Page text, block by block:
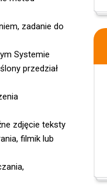
zadanie do
Systemie
przedział
zdjęcie teksty
filmik lub